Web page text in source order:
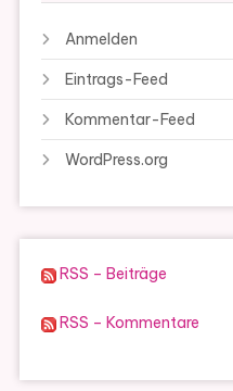
Anmelden
Eintrags-Feed
Kommentar-Feed
WordPress.org
RSS – Beiträge
RSS – Kommentare